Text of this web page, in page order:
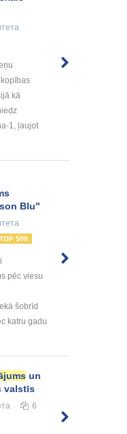
kā
1, ļaujot
Blu"
TOP 500
pēc viesu
šobrīd
katru gadu
un
valstīs
6